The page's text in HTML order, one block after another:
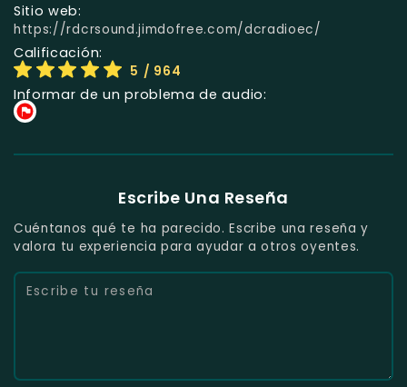
Sitio web:
https://rdcrsound.jimdofree.com/dcradioec/
Calificación:
5 / 964
Informar de un problema de audio:
Escribe Una Reseña
Cuéntanos qué te ha parecido. Escribe una reseña y
valora tu experiencia para ayudar a otros oyentes.